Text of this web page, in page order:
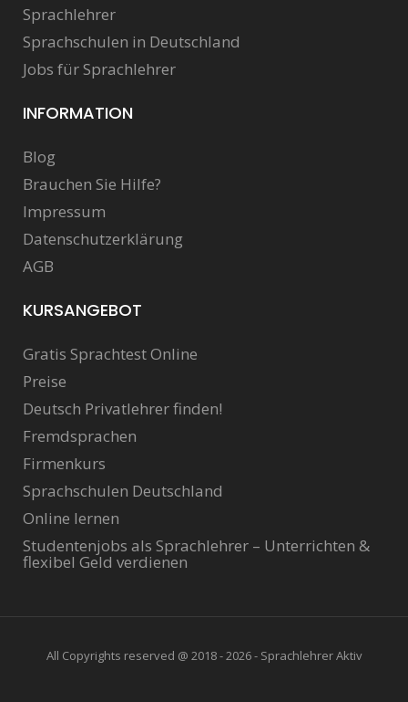
Sprachlehrer
Sprachschulen in Deutschland
Jobs für Sprachlehrer
INFORMATION
Blog
Brauchen Sie Hilfe?
Impressum
Datenschutzerklärung
AGB
KURSANGEBOT
Gratis Sprachtest Online
Preise
Deutsch Privatlehrer finden!
Fremdsprachen
Firmenkurs
Sprachschulen Deutschland
Online lernen
Studentenjobs als Sprachlehrer – Unterrichten &
flexibel Geld verdienen
All Copyrights reserved @ 2018 - 2026 - Sprachlehrer Aktiv